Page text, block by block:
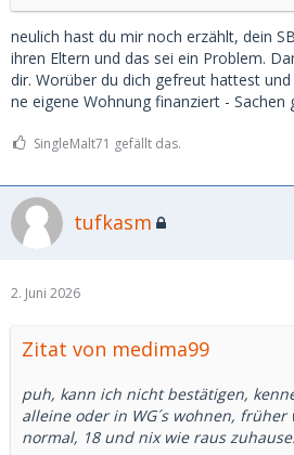
neulich hast du mir noch erzählt, dein
ihren Eltern und das sei ein Problem.
dir. Worüber du dich gefreut hattest
ne eigene Wohnung finanziert - Sachen
SingleMalt71 gefällt das.
tufkasm
2. Juni 2026
Zitat von medima99
puh, kann ich nicht bestätigen,
alleine oder in WG´s wohnen, früher
normal, 18 und nix wie raus zuhause.